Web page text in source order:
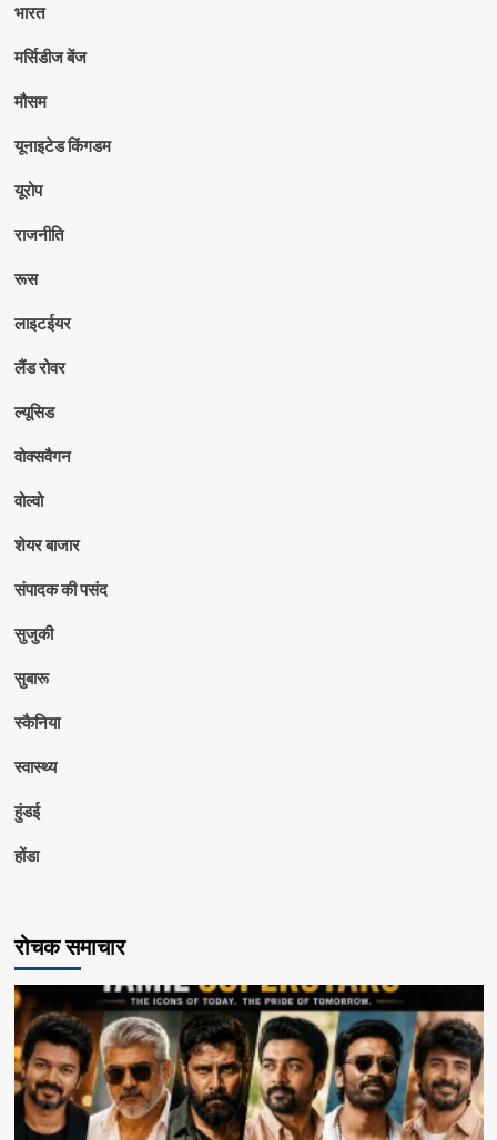
भारत
मर्सिडीज बेंज
मौसम
यूनाइटेड किंगडम
यूरोप
राजनीति
रूस
लाइटईयर
लैंड रोवर
ल्यूसिड
वोक्सवैगन
वोल्वो
शेयर बाजार
संपादक की पसंद
सुजुकी
सुबारू
स्कैनिया
स्वास्थ्य
हुंडई
होंडा
रोचक समाचार